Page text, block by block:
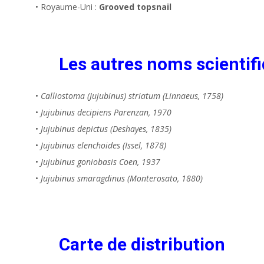
• Royaume-Uni : Grooved topsnail
Les autres noms
• Calliostoma (Jujubinus) striatum (Linnaeus, 1758)
• Jujubinus decipiens Parenzan, 1970
• Jujubinus depictus (Deshayes, 1835)
• Jujubinus elenchoides (Issel, 1878)
• Jujubinus goniobasis Coen, 1937
• Jujubinus smaragdinus (Monterosato, 1880)
Carte de distribution